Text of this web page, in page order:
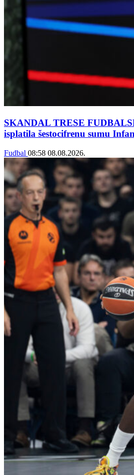
SKANDAL TRESE
isplatila šestocifrenu sumu
Fudbal 08:58 08.08.2026.